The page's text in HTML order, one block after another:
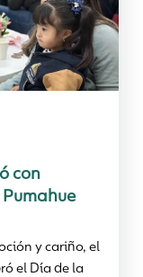
con
y cariño, el
el Día de la